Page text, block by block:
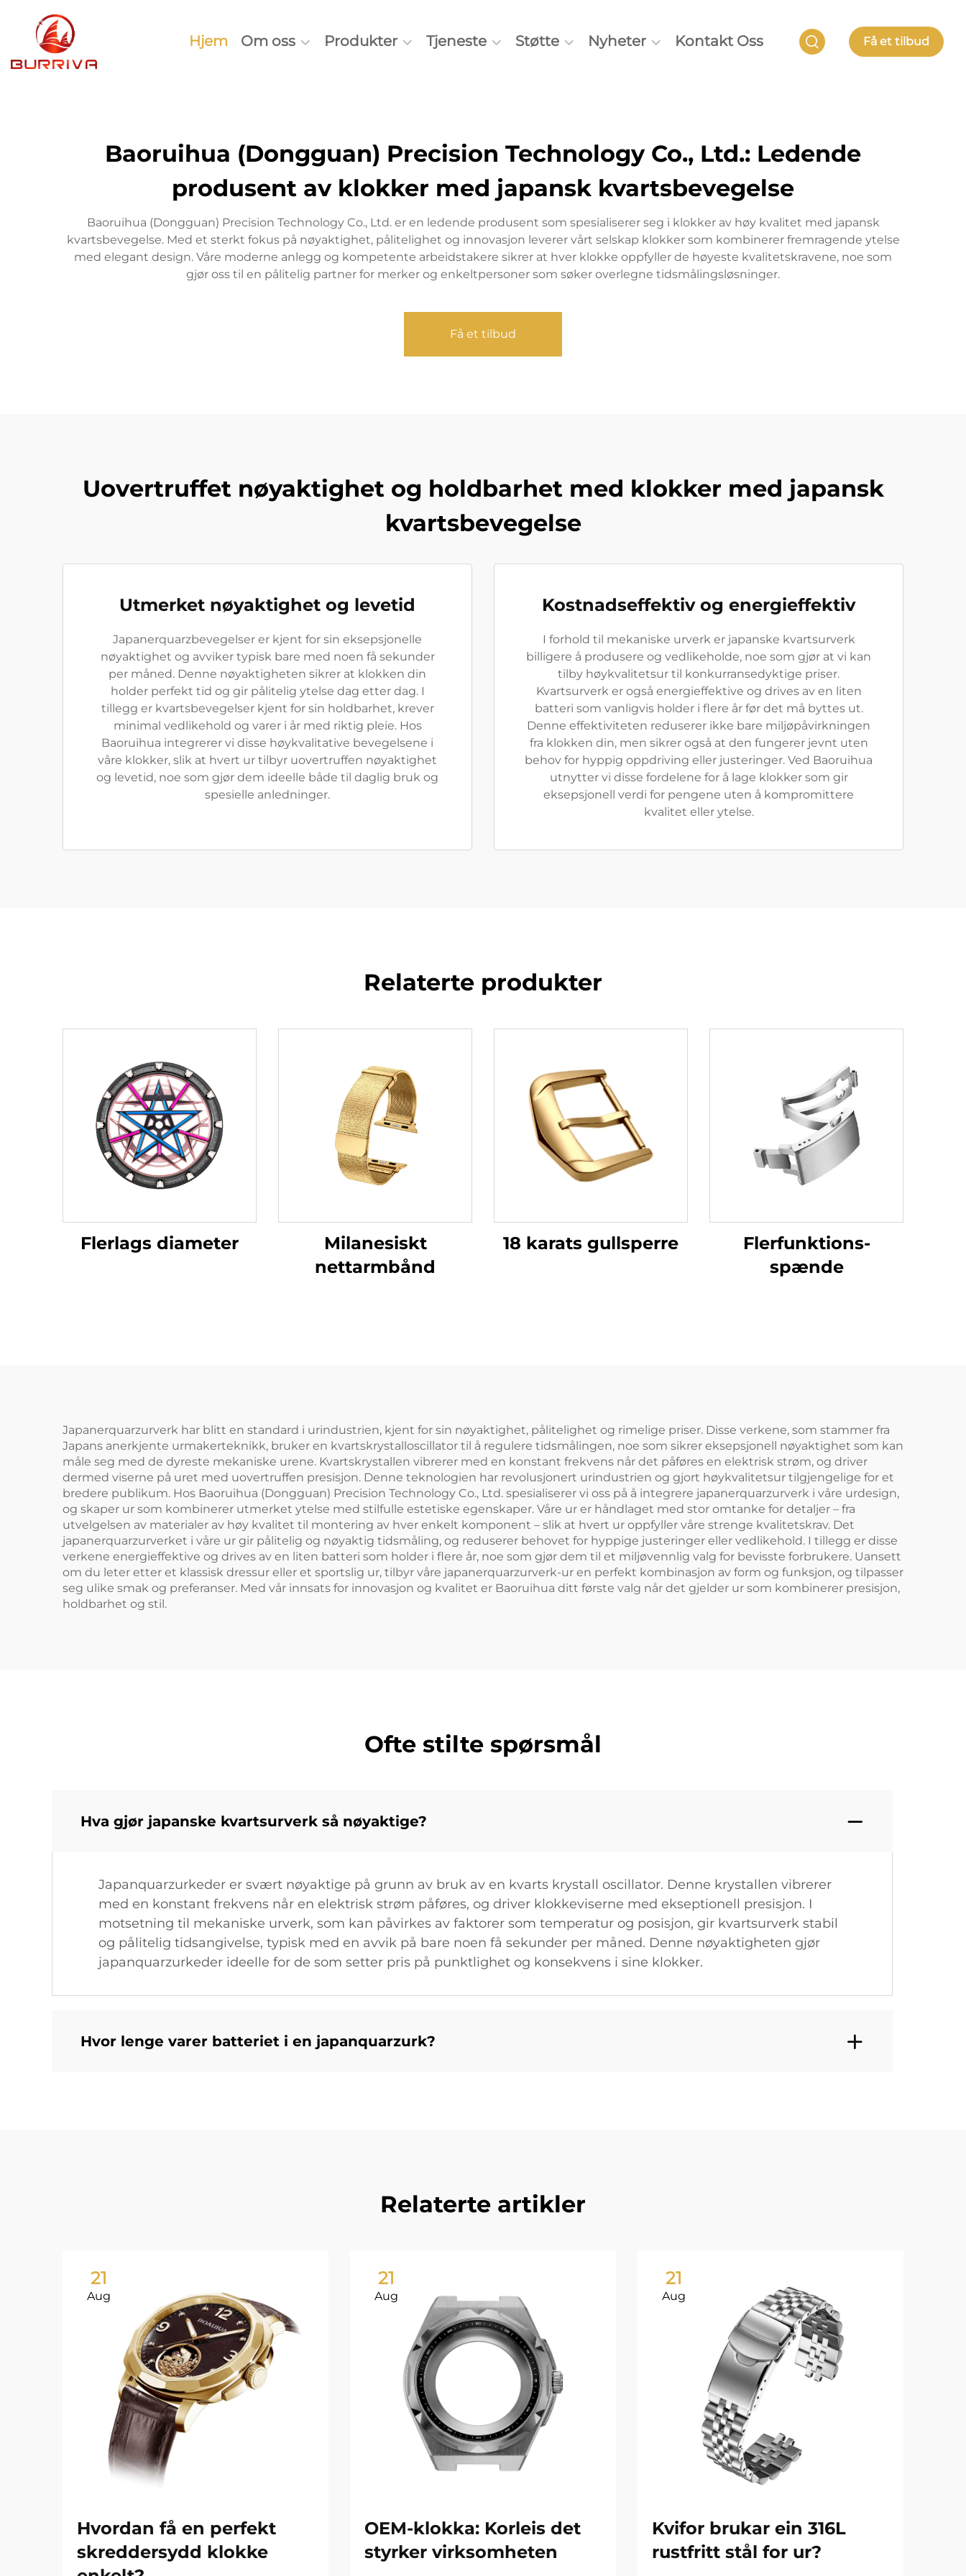
Hjem Om oss Produkter Tjeneste Støtte Nyheter Kontakt Oss Få et tilbud
Baoruihua (Dongguan) Precision Technology Co., Ltd.: Ledende
produsent av klokker med japansk kvartsbevegelse
Baoruihua (Dongguan) Precision Technology Co., Ltd. er en ledende produsent som spesialiserer seg i klokker av høy kvalitet med japansk
kvartsbevegelse. Med et sterkt fokus på nøyaktighet, pålitelighet og innovasjon leverer vårt selskap klokker som kombinerer fremragende ytelse
med elegant design. Våre moderne anlegg og kompetente arbeidstakere sikrer at hver klokke oppfyller de høyeste kvalitetskravene, noe som
gjør oss til en pålitelig partner for merker og enkeltpersoner som søker overlegne tidsmålingsløsninger.
Få et tilbud
Uovertruffet nøyaktighet og holdbarhet med klokker med japansk
kvartsbevegelse
Utmerket nøyaktighet og levetid
Japanerquarzbevegelser er kjent for sin eksepsjonelle
nøyaktighet og avviker typisk bare med noen få sekunder
per måned. Denne nøyaktigheten sikrer at klokken din
holder perfekt tid og gir pålitelig ytelse dag etter dag. I
tillegg er kvartsbevegelser kjent for sin holdbarhet, krever
minimal vedlikehold og varer i år med riktig pleie. Hos
Baoruihua integrerer vi disse høykvalitative bevegelsene i
våre klokker, slik at hvert ur tilbyr uovertruffen nøyaktighet
og levetid, noe som gjør dem ideelle både til daglig bruk og
spesielle anledninger.
Kostnadseffektiv og energieffektiv
I forhold til mekaniske urverk er japanske kvartsurverk
billigere å produsere og vedlikeholde, noe som gjør at vi kan
tilby høykvalitetsur til konkurransedyktige priser.
Kvartsurverk er også energieffektive og drives av en liten
batteri som vanligvis holder i flere år før det må byttes ut.
Denne effektiviteten reduserer ikke bare miljøpåvirkningen
fra klokken din, men sikrer også at den fungerer jevnt uten
behov for hyppig oppdriving eller justeringer. Ved Baoruihua
utnytter vi disse fordelene for å lage klokker som gir
eksepsjonell verdi for pengene uten å kompromittere
kvalitet eller ytelse.
Relaterte produkter
Flerlags diameter
Milanesiskt
nettarmbånd
18 karats gullsperre
Flerfunktions-
spænde
Japanerquarzurverk har blitt en standard i urindustrien, kjent for sin nøyaktighet, pålitelighet og rimelige priser. Disse verkene, som stammer fra
Japans anerkjente urmakerteknikk, bruker en kvartskrystalloscillator til å regulere tidsmålingen, noe som sikrer eksepsjonell nøyaktighet som kan
måle seg med de dyreste mekaniske urene. Kvartskrystallen vibrerer med en konstant frekvens når det påføres en elektrisk strøm, og driver
dermed viserne på uret med uovertruffen presisjon. Denne teknologien har revolusjonert urindustrien og gjort høykvalitetsur tilgjengelige for et
bredere publikum. Hos Baoruihua (Dongguan) Precision Technology Co., Ltd. spesialiserer vi oss på å integrere japanerquarzurverk i våre urdesign,
og skaper ur som kombinerer utmerket ytelse med stilfulle estetiske egenskaper. Våre ur er håndlaget med stor omtanke for detaljer – fra
utvelgelsen av materialer av høy kvalitet til montering av hver enkelt komponent – slik at hvert ur oppfyller våre strenge kvalitetskrav. Det
japanerquarzurverket i våre ur gir pålitelig og nøyaktig tidsmåling, og reduserer behovet for hyppige justeringer eller vedlikehold. I tillegg er disse
verkene energieffektive og drives av en liten batteri som holder i flere år, noe som gjør dem til et miljøvennlig valg for bevisste forbrukere. Uansett
om du leter etter et klassisk dressur eller et sportslig ur, tilbyr våre japanerquarzurverk-ur en perfekt kombinasjon av form og funksjon, og tilpasser
seg ulike smak og preferanser. Med vår innsats for innovasjon og kvalitet er Baoruihua ditt første valg når det gjelder ur som kombinerer presisjon,
holdbarhet og stil.
Ofte stilte spørsmål
Hva gjør japanske kvartsurverk så nøyaktige?
Japanquarzurkeder er svært nøyaktige på grunn av bruk av en kvarts krystall oscillator. Denne krystallen vibrerer
med en konstant frekvens når en elektrisk strøm påføres, og driver klokkeviserne med ekseptionell presisjon. I
motsetning til mekaniske urverk, som kan påvirkes av faktorer som temperatur og posisjon, gir kvartsurverk stabil
og pålitelig tidsangivelse, typisk med en avvik på bare noen få sekunder per måned. Denne nøyaktigheten gjør
japanquarzurkeder ideelle for de som setter pris på punktlighet og konsekvens i sine klokker.
Hvor lenge varer batteriet i en japanquarzurk?
Relaterte artikler
21
Aug
Hvordan få en perfekt
skreddersydd klokke
21
Aug
OEM-klokka: Korleis det
styrker virksomheten
21
Aug
Kvifor brukar ein 316L
rustfritt stål for ur?